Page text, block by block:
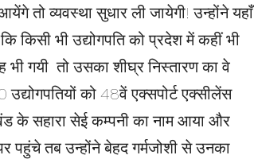
तो व्यवस्था सुधार ली जायेगी! उन्होंने यहाँ
किसी भी उद्योगपति को प्रदेश में कहीं भी
गयी तो उसका शीघ्र निस्तारण का वे
उद्योगपतियों को 48वें एक्सपोर्ट एक्सीलेंस
के सहारा सेई कम्पनी का नाम आया और
तब उन्होंने बेहद गर्मजोशी से उनका